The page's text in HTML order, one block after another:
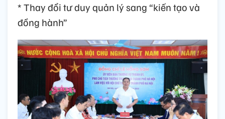
​* Thay đổi tư duy quản lý sang “kiến tạo và
đồng hành”